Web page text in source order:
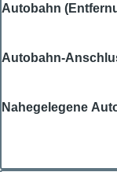
Autobahn
Autobahn-
Nahegelegene